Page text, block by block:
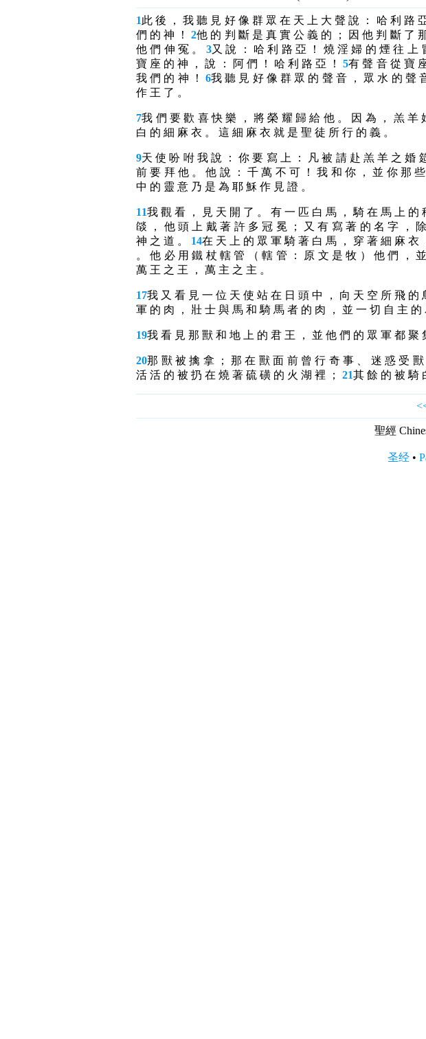
1此 後 ， 我 聽 見 好 像 群 眾 在 天 上 大 聲 說 ： 哈 利 路
們 的 神 ！2他 的 判 斷 是 真 實 公 義 的 ； 因 他 判 斷 了
他 們 伸 冤 。 3又 說 ： 哈 利 路 亞 ！ 燒 淫 婦 的 煙 往 上
寶 座 的 神 ， 說 ： 阿 們 ！ 哈 利 路 亞 ！5有 聲 音 從 寶
我 們 的 神 ！ 6我 聽 見 好 像 群 眾 的 聲 音 ， 眾 水 的 聲
作 王 了 。
7我 們 要 歡 喜 快 樂 ， 將 榮 耀 歸 給 他 。 因 為 ， 羔
白 的 細 麻 衣 。 這 細 麻 衣 就 是 聖 徒 所 行 的 義 。
9天 使 吩 咐 我 說 ： 你 要 寫 上 ： 凡 被 請 赴 羔 羊 之 婚
前 要 拜 他 。 他 說 ： 千 萬 不 可 ！ 我 和 你 ， 並 你 那
中 的 靈 意 乃 是 為 耶 穌 作 見 證 。
11我 觀 看 ， 見 天 開 了 。 有 一 匹 白 馬 ， 騎 在 馬 上 的
燄 ， 他 頭 上 戴 著 許 多 冠 冕 ； 又 有 寫 著 的 名 字 ，
神 之 道 。 14在 天 上 的 眾 軍 騎 著 白 馬 ， 穿 著 細 麻 衣
。 他 必 用 鐵 杖 轄 管 （ 轄 管 ： 原 文 是 牧 ） 他 們 ，
萬 王 之 王 ， 萬 主 之 主 。
17我 又 看 見 一 位 天 使 站 在 日 頭 中 ， 向 天 空 所 飛 的
軍 的 肉 ， 壯 士 與 馬 和 騎 馬 者 的 肉 ， 並 一 切 自 主 的
19我 看 見 那 獸 和 地 上 的 君 王 ， 並 他 們 的 眾 軍 都 聚
20那 獸 被 擒 拿 ； 那 在 獸 面 前 曾 行 奇 事 、 迷 惑 受
活 活 的 被 扔 在 燒 著 硫 磺 的 火 湖 裡 ； 21其 餘 的 被 騎
聖經
圣经•